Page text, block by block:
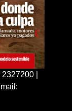
|